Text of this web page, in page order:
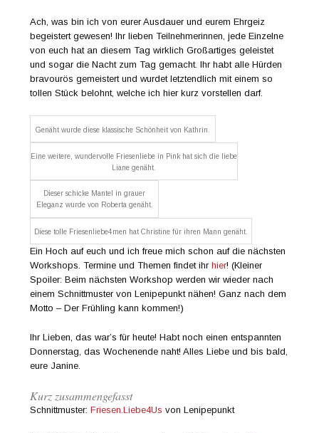
Ach, was bin ich von eurer Ausdauer und eurem Ehrgeiz
begeistert gewesen! Ihr lieben Teilnehmerinnen, jede Einzelne
von euch hat an diesem Tag wirklich Großartiges geleistet
und sogar die Nacht zum Tag gemacht. Ihr habt alle Hürden
bravourös gemeistert und wurdet letztendlich mit einem so
tollen Stück belohnt, welche ich hier kurz vorstellen darf.
Genäht wurde diese klassische Schönheit von Kathrin.
Eine weitere, wundervolle Friesenliebe in Pink hat sich die liebe
Liane genäht.
Dieser schicke Mantel in grauer
Eleganz wurde von Roberta genäht.
Diese tolle Friesenliebe4men hat Christine für ihren Mann genäht.
Ein Hoch auf euch und ich freue mich schon auf die nächsten
Workshops. Termine und Themen findet ihrhier! (Kleiner
Spoiler: Beim nächsten Workshop werden wir wieder nach
einem Schnittmuster von Lenipepunkt nähen! Ganz nach dem
Motto – Der Frühling kann kommen!)
Ihr Lieben, das war’s für heute! Habt noch einen entspannten
Donnerstag, das Wochenende naht! Alles Liebe und bis bald,
eure Janine.
Kurz zusammengefasst
Schnittmuster:Friesen.Liebe4Us von Lenipepunkt